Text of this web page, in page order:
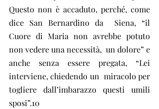
Questo non è accaduto, perché, come
dice San Bernardino da  Siena, “il
Cuore di Maria non avrebbe potuto
non vedere una necessità,  un dolore” e
anche senza essere pregata, “Lei
interviene, chiedendo un  miracolo per
togliere dall’imbarazzo questi umili
sposi”.10